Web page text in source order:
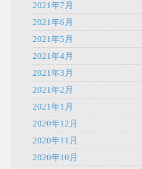
2021年7月
2021年6月
2021年5月
2021年4月
2021年3月
2021年2月
2021年1月
2020年12月
2020年11月
2020年10月